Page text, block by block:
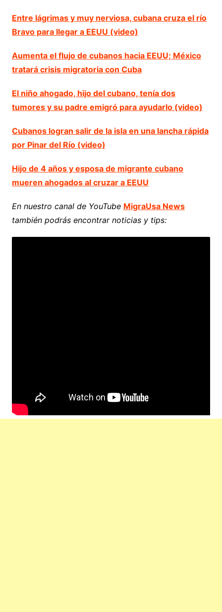
Entre lágrimas y muy nerviosa, cubana cruza el río
Bravo para llegar a EEUU (video)
Aumenta el flujo de cubanos hacia EEUU; México
tratará crisis migratoria con Cuba
El niño ahogado, hijo del cubano, tenía dos
tumores y su padre emigró para ayudarlo (video)
Cubanos logran salir de la isla en una lancha rápida
por Pinar del Río (video)
Hijo de 4 años y esposa de migrante cubano
mueren ahogados al cruzar a EEUU
En nuestro canal de YouTube MigraUsa News
también podrás encontrar noticias y tips: